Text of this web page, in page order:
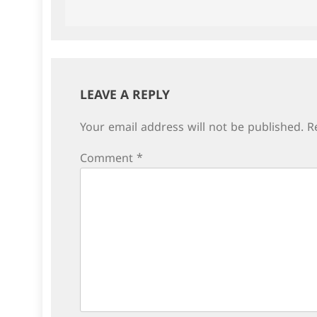
LEAVE A REPLY
Your email address will not be published.
Comment *